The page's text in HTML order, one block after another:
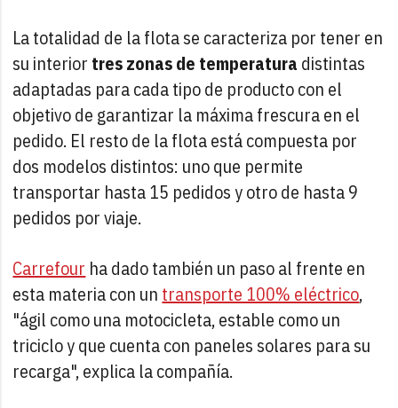
La totalidad de la flota se caracteriza por tener en
su interior tres zonas de temperatura distintas
adaptadas para cada tipo de producto con el
objetivo de garantizar la máxima frescura en el
pedido. El resto de la flota está compuesta por
dos modelos distintos: uno que permite
transportar hasta 15 pedidos y otro de hasta 9
pedidos por viaje.
Carrefour ha dado también un paso al frente en
esta materia con un transporte 100% eléctrico,
"ágil como una motocicleta, estable como un
triciclo y que cuenta con paneles solares para su
recarga", explica la compañía.